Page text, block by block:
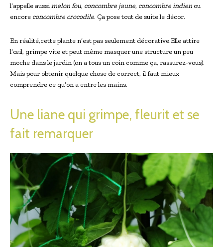
l’appelle aussimelon fou, concombre jaune, concombre indien ou
encore concombre crocodile. Ça pose tout de suite le décor.
En réalité,cette plante n’est pas seulement décorative.Elle attire
l’œil, grimpe vite et peut même masquer une structure un peu
moche dans le jardin (on a tous un coin comme ça, rassurez-vous).
Mais pour obtenir quelque chose de correct, il faut mieux
comprendre ce qu’on a entre les mains.
Une liane qui grimpe, fleurit et se
fait remarquer